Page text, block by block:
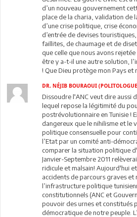
d’un nouveau gouvernement
place de la charia, validation de
d’une crise politique, crise
d’entrée de devises
faillites, de chaumage et de
que celle que nous avons
être y a-t-il une autre solution,
! Que Dieu protège mon Pays et
DR. NÉJIB BOURAOUI
Dissoudre l'ANC veut dire aussi
lequel repose la légitimité du
postrévolutionnaire en Tunisie !
dangereux que le nihilisme et le
politique consensuelle pour
l’Etat par un comité anti-
comparer la situation politique
Janvier-Septembre 2011
ridicule et malsain! Aujourd'hui
accidents de parcours graves et
l’infrastructure politique
constitutionnels (ANC et
pouvoir des urnes et constitués
démocratique de notre peuple.